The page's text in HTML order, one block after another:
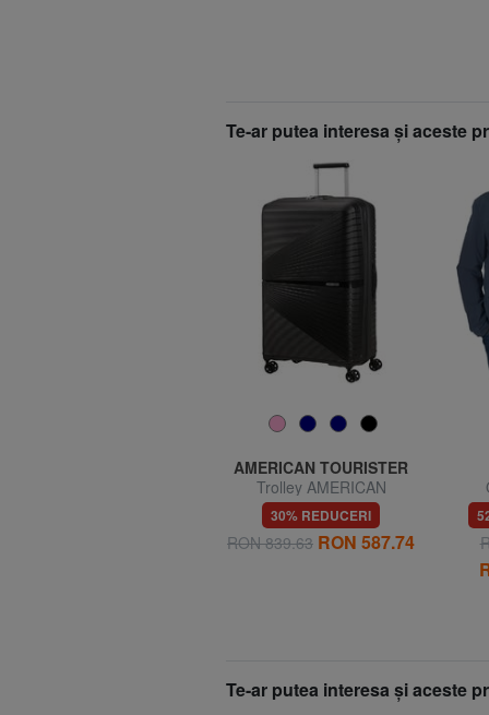
Te-ar putea interesa şi aceste
AMERICAN TOURISTER
Trolley AMERICAN
TURISTER AIRCONIC,
dimensiuni mari, ușoare
30% REDUCERI
RON 839.63 RON 587.74
Te-ar putea interesa şi aceste